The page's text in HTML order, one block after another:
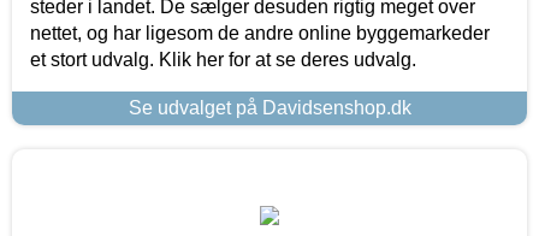
steder i landet. De sælger desuden rigtig meget over
nettet, og har ligesom de andre online byggemarkeder
et stort udvalg. Klik her for at se deres udvalg.
Se udvalget på Davidsenshop.dk